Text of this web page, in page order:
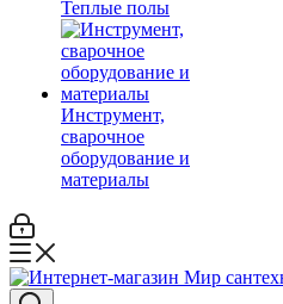
Теплые полы
Инструмент,
сварочное
оборудование и
материалы